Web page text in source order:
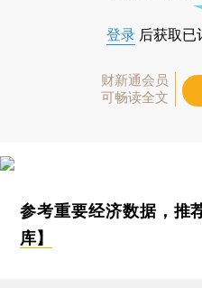
登录 后获取已
财新通会员
可畅读全文
参考重要经济数据，推
库】